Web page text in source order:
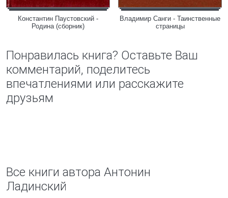
Константин Паустовский -
Родина (сборник)
Владимир Санги - Таинственные
страницы
Понравилась книга? Оставьте Ваш
комментарий, поделитесь
впечатлениями или расскажите
друзьям
Все книги автора Антонин
Ладинский